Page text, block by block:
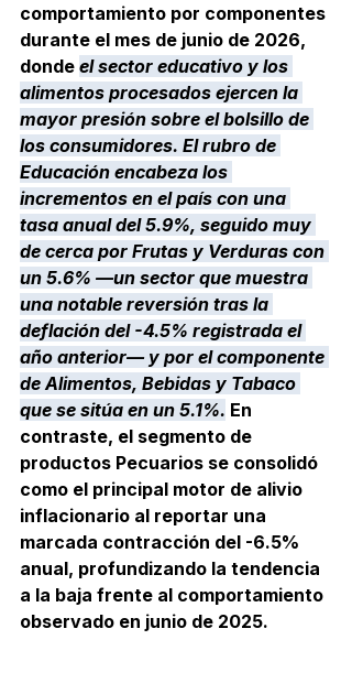
comportamiento por componentes
durante el mes de junio de 2026,
donde el sector educativo y los
alimentos procesados ejercen la
mayor presión sobre el bolsillo de
los consumidores. El rubro de
Educación encabeza los
incrementos en el país con una
tasa anual del 5.9%, seguido muy
de cerca por Frutas y Verduras con
un 5.6% —un sector que muestra
una notable reversión tras la
deflación del -4.5% registrada el
año anterior— y por el componente
de Alimentos, Bebidas y Tabaco
que se sitúa en un 5.1%. En
contraste, el segmento de
productos Pecuarios se consolidó
como el principal motor de alivio
inflacionario al reportar una
marcada contracción del -6.5%
anual, profundizando la tendencia
a la baja frente al comportamiento
observado en junio de 2025.